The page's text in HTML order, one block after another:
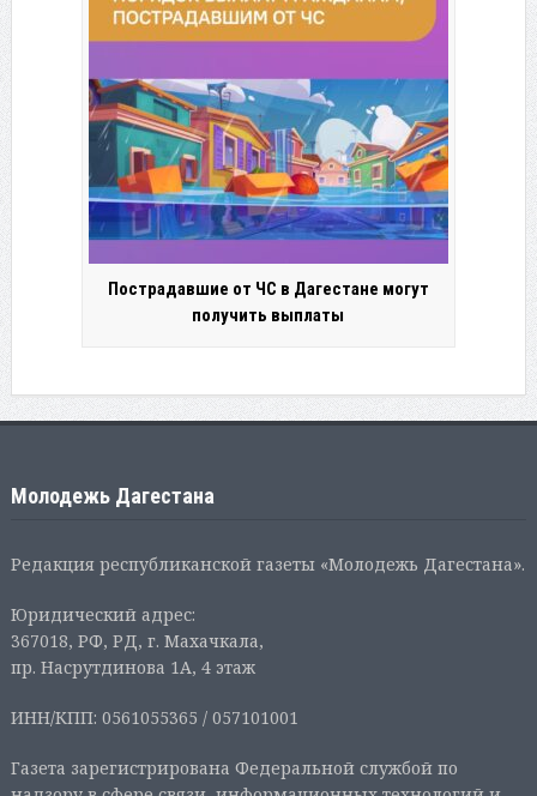
Пострадавшие от ЧС в Дагестане могут
получить выплаты
Молодежь Дагестана
Редакция республиканской газеты «Молодежь Дагестана».
Юридический адрес:
367018, РФ, РД, г. Махачкала,
пр. Насрутдинова 1А, 4 этаж
ИНН/КПП: 0561055365 / 057101001
Газета зарегистрирована Федеральной службой по